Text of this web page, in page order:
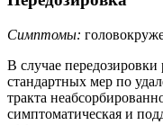
Симптомы:
В случае передозировки
стандартных мер по
тракта
симптоматическая и